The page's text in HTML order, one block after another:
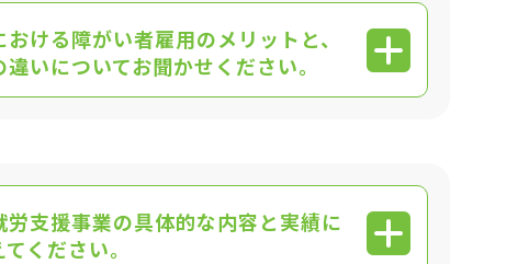
ける障がい者雇用のメリットと、
いについてお聞かせください。
労支援事業の具体的な内容と実績に
ください。